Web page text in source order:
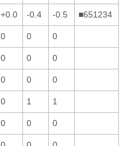
+0.0 -0.4 -0.5 ■651234
0 0 0
0 0 0
0 0 0
0 1 1
0 0 0